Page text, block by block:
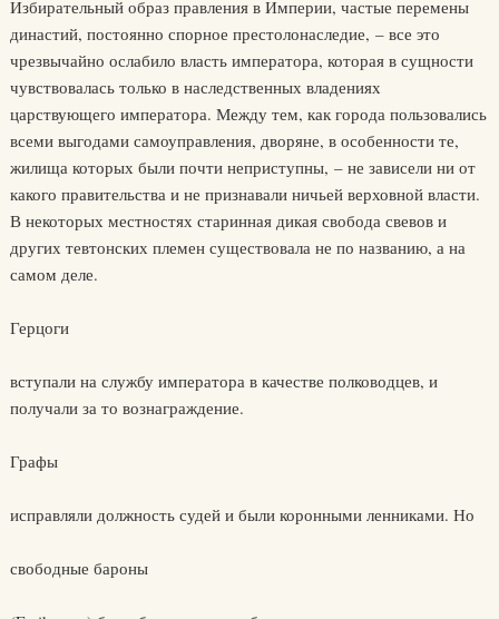
Избирательный образ правления в Империи, частые перемены
династий, постоянно спорное престолонаследие, – все это
чрезвычайно ослабило власть императора, которая в сущности
чувствовалась только в наследственных владениях
царствующего императора. Между тем, как города пользовались
всеми выгодами самоуправления, дворяне, в особенности те,
жилища которых были почти неприступны, – не зависели ни от
какого правительства и не признавали ничьей верховной власти.
В некоторых местностях старинная дикая свобода свевов и
других тевтонских племен существовала не по названию, а на
самом деле.
Герцоги
вступали на службу императора в качестве полководцев, и
получали за то вознаграждение.
Графы
исправляли должность судей и были коронными ленниками. Но
свободные бароны